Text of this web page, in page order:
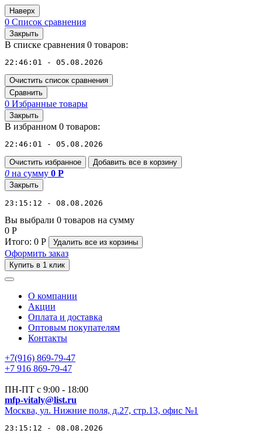
Наверх
0 Список сравнения
Закрыть
В списке сравнения 0 товаров:
22:46:01 - 05.08.2026
Очистить список сравнения
Сравнить
0 Избранные товары
Закрыть
В избранном 0 товаров:
22:46:01 - 05.08.2026
Очистить избранное Добавить все в корзину
0 на сумму 0 Р
Закрыть
23:15:12 - 08.08.2026
Вы выбрали 0 товаров на сумму
0 Р
Итого: 0 Р Удалить все из корзины
Оформить заказ
Купить в 1 клик
О компании
Акции
Оплата и доставка
Оптовым покупателям
Контакты
+7(916) 869-79-47
+7 916 869-79-47
ПН-ПТ с 9:00 - 18:00
mfp-vitaly@list.ru
Москва, ул. Нижние поля, д.27, стр.13, офис №1
23:15:12 - 08.08.2026